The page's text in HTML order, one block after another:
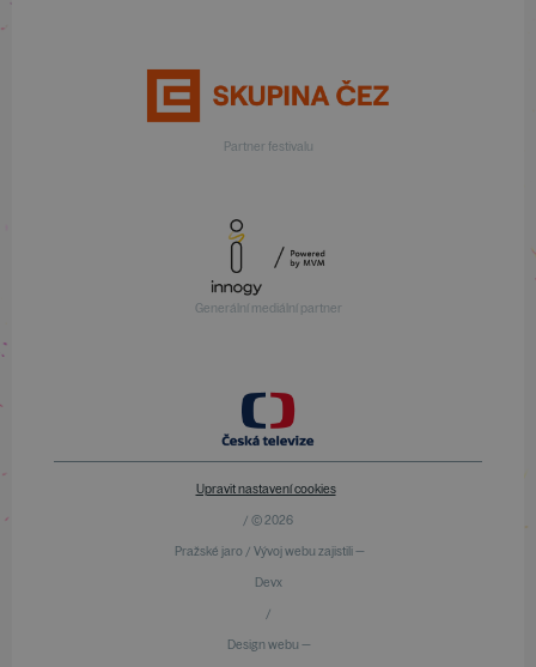
Partner festivalu
Generální mediální partner
Upravit nastavení cookies
/ © 2026
Pražské jaro / Vývoj webu zajistili —
Devx
/
Design webu —